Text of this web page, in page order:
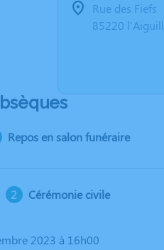
Rue des Fiefs
85220
Repos en salon funéraire
Cérémonie civile
2023 à 16h00